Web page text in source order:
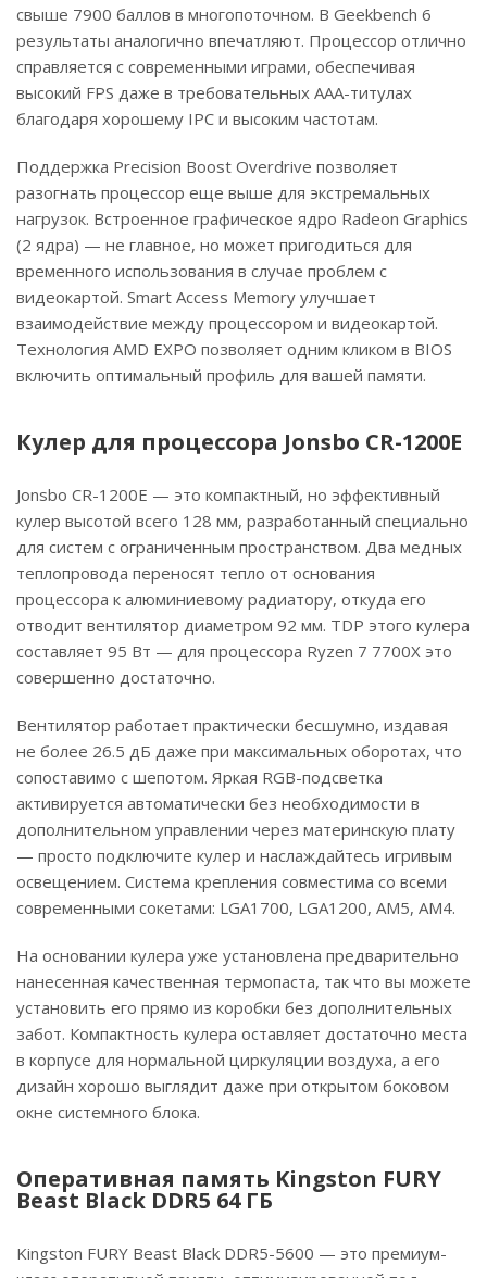
свыше 7900 баллов в многопоточном. В Geekbench 6
результаты аналогично впечатляют. Процессор отлично
справляется с современными играми, обеспечивая
высокий FPS даже в требовательных AAA-титулах
благодаря хорошему IPC и высоким частотам.
Поддержка Precision Boost Overdrive позволяет
разогнать процессор еще выше для экстремальных
нагрузок. Встроенное графическое ядро Radeon Graphics
(2 ядра) — не главное, но может пригодиться для
временного использования в случае проблем с
видеокартой. Smart Access Memory улучшает
взаимодействие между процессором и видеокартой.
Технология AMD EXPO позволяет одним кликом в BIOS
включить оптимальный профиль для вашей памяти.
Кулер для процессора Jonsbo CR-1200E
Jonsbo CR-1200E — это компактный, но эффективный
кулер высотой всего 128 мм, разработанный специально
для систем с ограниченным пространством. Два медных
теплопровода переносят тепло от основания
процессора к алюминиевому радиатору, откуда его
отводит вентилятор диаметром 92 мм. TDP этого кулера
составляет 95 Вт — для процессора Ryzen 7 7700X это
совершенно достаточно.
Вентилятор работает практически бесшумно, издавая
не более 26.5 дБ даже при максимальных оборотах, что
сопоставимо с шепотом. Яркая RGB-подсветка
активируется автоматически без необходимости в
дополнительном управлении через материнскую плату
— просто подключите кулер и наслаждайтесь игривым
освещением. Система крепления совместима со всеми
современными сокетами: LGA1700, LGA1200, AM5, AM4.
На основании кулера уже установлена предварительно
нанесенная качественная термопаста, так что вы можете
установить его прямо из коробки без дополнительных
забот. Компактность кулера оставляет достаточно места
в корпусе для нормальной циркуляции воздуха, а его
дизайн хорошо выглядит даже при открытом боковом
окне системного блока.
Оперативная память Kingston FURY
Beast Black DDR5 64 ГБ
Kingston FURY Beast Black DDR5-5600 — это премиум-